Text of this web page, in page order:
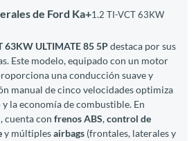
de Ford Ka+1.2 TI-VCT 63KW
63KW ULTIMATE 85 5Pdestaca por sus
Este modelo, equipado con un motor
una conducción suave y
manual de cinco velocidades optimiza
la economía de combustible. En
cuenta con frenos ABS,control de
y múltiplesairbags (frontales, laterales y